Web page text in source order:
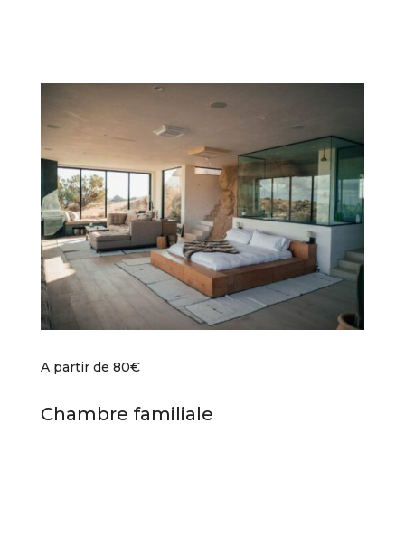
A partir de 80€
Chambre familiale